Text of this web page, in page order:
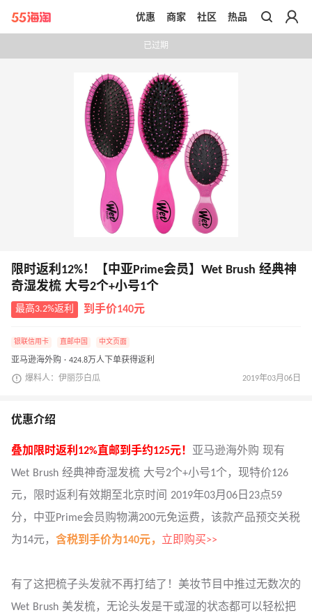
带你去官网买正品
优惠 商家 社区 热品
已过期
限时返利12%！【中亚Prime会员】Wet Brush 经典神
奇湿发梳 大号2个+小号1个
最高3.2%返利 到手价140元
银联信用卡 直邮中国 中文页面
亚马逊海外购 · 424.8万人下单获得返利
爆料人：伊丽莎白瓜 2019年03月06日
优惠介绍
叠加限时返利12%直邮到手约125元！ 亚马逊海外购 现有
Wet Brush 经典神奇湿发梳 大号2个+小号1个，现特价126
元，限时返利有效期至北京时间 2019年03月06日23点59
分，中亚Prime会员购物满200元免运费，该款产品预交关税
为14元， 含税到手价为140元， 立即购买>>
有了这把梳子头发就不再打结了！美妆节目中推过无数次的
Wet Brush 美发梳，无论头发是干或湿的状态都可以轻松把